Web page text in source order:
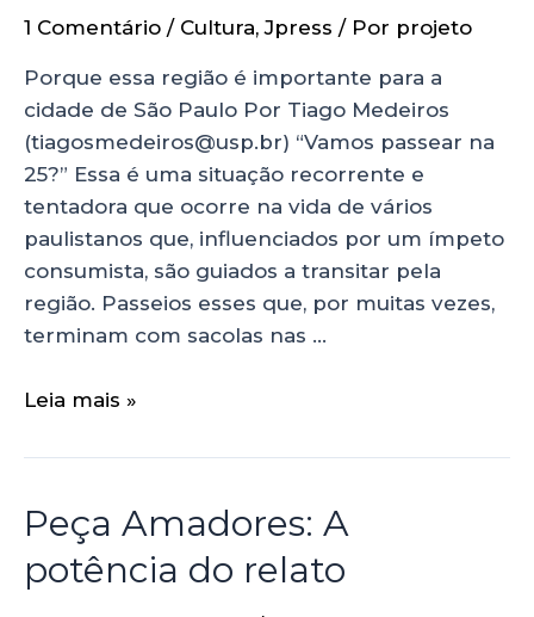
1 Comentário / Cultura,Jpress / Por projeto
Porque essa região é importante para a
cidade de São Paulo Por Tiago Medeiros
(tiagosmedeiros@usp.br) “Vamos passear na
25?” Essa é uma situação recorrente e
tentadora que ocorre na vida de vários
paulistanos que, influenciados por um ímpeto
consumista, são guiados a transitar pela
região. Passeios esses que, por muitas vezes,
terminam com sacolas nas …
Leia mais »
Peça Amadores: A
potência do relato